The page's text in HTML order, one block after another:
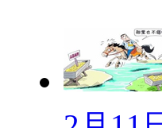
数”和“非重
少的加减组